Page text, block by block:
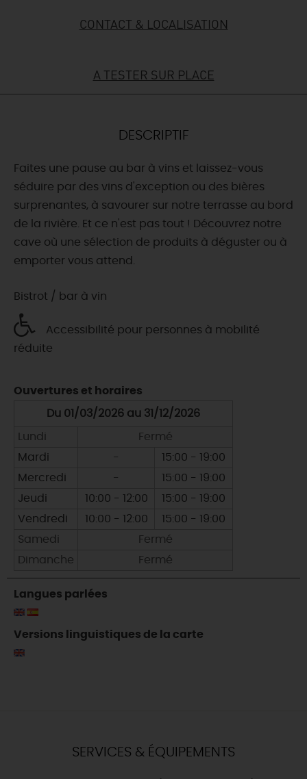
DEMAIN
CE WEEK-END
CETTE SEMAINE
TOUT L'AGENDA
CONTACT & LOCALISATION
A TESTER SUR PLACE
DESCRIPTIF
Faites une pause au bar à vins et laissez-vous
séduire par des vins d'exception ou des bières
surprenantes, à savourer sur notre terrasse au bord
de la rivière. Et ce n'est pas tout ! Découvrez notre
cave où une sélection de produits à déguster ou à
emporter vous attend.
Bistrot / bar à vin
Accessibilité pour personnes à mobilité
réduite
Ouvertures et horaires
Du 01/03/2026 au 31/12/2026
Lundi
Fermé
Mardi
-
15:00 - 19:00
Mercredi
-
15:00 - 19:00
Jeudi
10:00 - 12:00
15:00 - 19:00
Vendredi
10:00 - 12:00
15:00 - 19:00
Samedi
Fermé
Dimanche
Fermé
Langues parlées
Versions linguistiques de la carte
SERVICES & ÉQUIPEMENTS